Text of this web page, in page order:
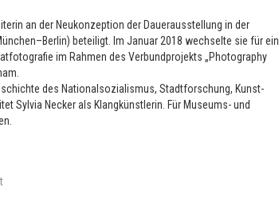
an der Neukonzeption der Dauerausstellung in der
beteiligt. Im Januar 2018 wechselte sie für ein
im Rahmen des Verbundprojekts „Photography
des Nationalsozialismus, Stadtforschung, Kunst-
Sylvia Necker als Klangkünstlerin. Für Museums- und